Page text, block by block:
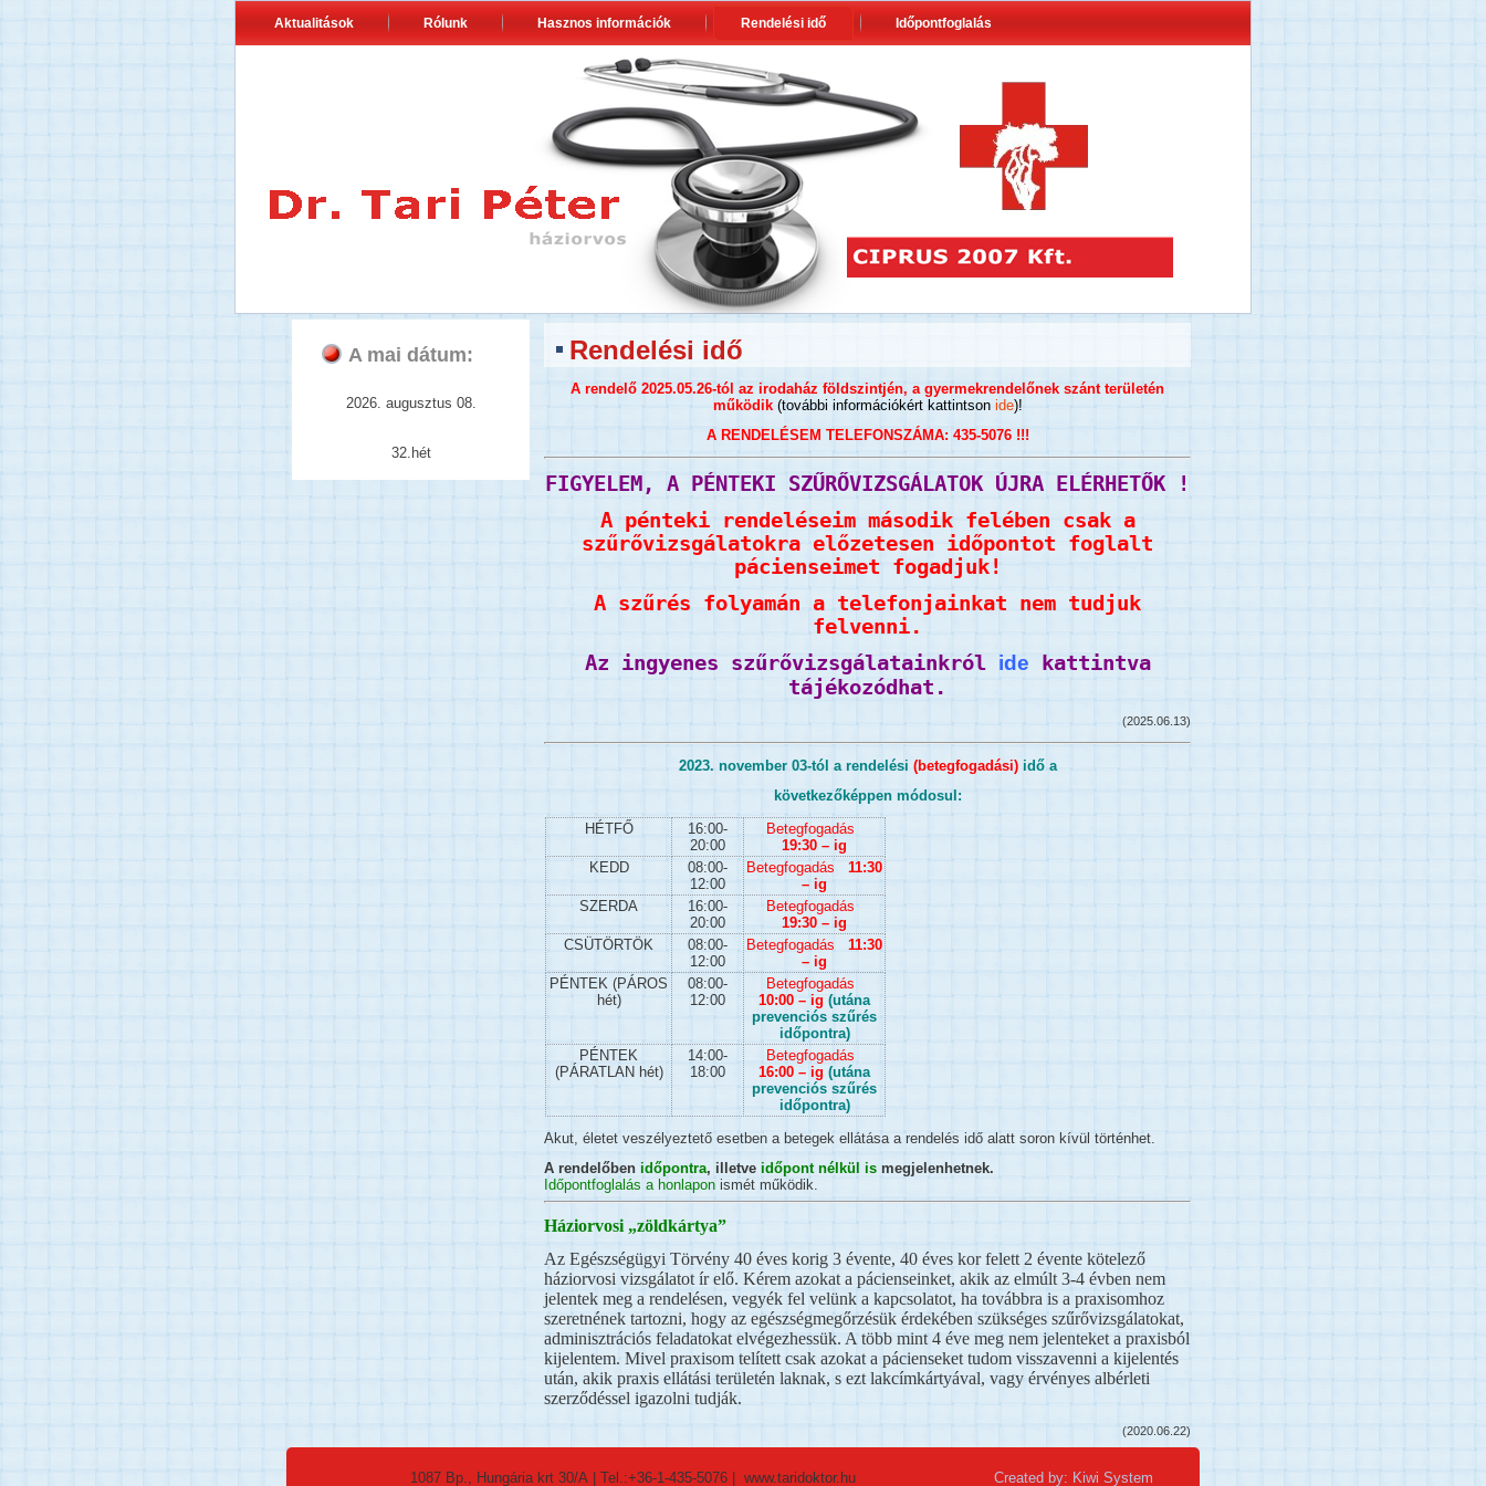
Aktualitások Rólunk Hasznos információk Rendelési idő Időpontfoglalás
A mai dátum:
2026. augusztus 08.
32.hét
Rendelési idő
A rendelő 2025.05.26-tól az irodaház földszintjén, a gyermekrendelőnek szánt területén
működik(további információkért kattintson ide)!
A RENDELÉSEM TELEFONSZÁMA: 435-5076 !!!
FIGYELEM, A PÉNTEKI SZŰRŐVIZSGÁLATOK ÚJRA ELÉRHETŐK !
A pénteki rendeléseim második felében csak a
szűrővizsgálatokra előzetesen időpontot foglalt
pácienseimet fogadjuk!
A szűrés folyamán a telefonjainkat nem tudjuk
felvenni.
Az ingyenes szűrővizsgálatainkról ide kattintva
tájékozódhat.
(2025.06.13)
2023. november 03-tól a rendelési (betegfogadási) idő a
következőképpen módosul:
HÉTFŐ
16:00-
20:00
Betegfogadás
19:30 – ig
KEDD
08:00-
12:00
Betegfogadás 11:30
– ig
SZERDA
16:00-
20:00
Betegfogadás
19:30 – ig
CSÜTÖRTÖK
08:00-
12:00
Betegfogadás 11:30
– ig
PÉNTEK (PÁROS
hét)
08:00-
12:00
Betegfogadás
10:00 – ig (utána
prevenciós szűrés
időpontra)
PÉNTEK
(PÁRATLAN hét)
14:00-
18:00
Betegfogadás
16:00 – ig (utána
prevenciós szűrés
időpontra)
Akut, életet veszélyeztető esetben a betegek ellátása a rendelés idő alatt soron kívül történhet.
A rendelőben időpontra, illetve időpont nélkül is megjelenhetnek.
Időpontfoglalás a honlapon ismét működik.
Háziorvosi „zöldkártya”
Az Egészségügyi Törvény 40 éves korig 3 évente, 40 éves kor felett 2 évente kötelező
háziorvosi vizsgálatot ír elő. Kérem azokat a pácienseinket, akik az elmúlt 3-4 évben nem
jelentek meg a rendelésen, vegyék fel velünk a kapcsolatot, ha továbbra is a praxisomhoz
szeretnének tartozni, hogy az egészségmegőrzésük érdekében szükséges szűrővizsgálatokat,
adminisztrációs feladatokat elvégezhessük. A több mint 4 éve meg nem jelenteket a praxisból
kijelentem. Mivel praxisom telített csak azokat a pácienseket tudom visszavenni a kijelentés
után, akik praxis ellátási területén laknak, s ezt lakcímkártyával, vagy érvényes albérleti
szerződéssel igazolni tudják.
(2020.06.22)
1087 Bp., Hungária krt 30/A | Tel.:+36-1-435-5076 | www.taridoktor.hu Created by: Kiwi System